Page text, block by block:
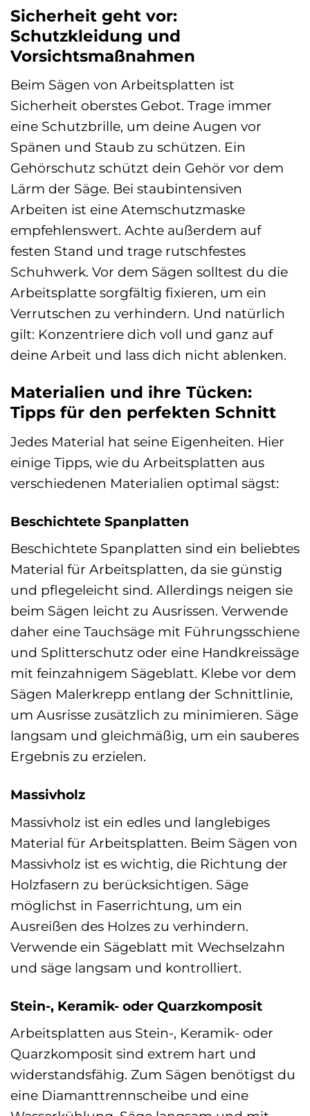
Sicherheit geht vor:
Schutzkleidung und
Vorsichtsmaßnahmen
Beim Sägen von Arbeitsplatten ist
Sicherheit oberstes Gebot. Trage immer
eine Schutzbrille, um deine Augen vor
Spänen und Staub zu schützen. Ein
Gehörschutz schützt dein Gehör vor dem
Lärm der Säge. Bei staubintensiven
Arbeiten ist eine Atemschutzmaske
empfehlenswert. Achte außerdem auf
festen Stand und trage rutschfestes
Schuhwerk. Vor dem Sägen solltest du die
Arbeitsplatte sorgfältig fixieren, um ein
Verrutschen zu verhindern. Und natürlich
gilt: Konzentriere dich voll und ganz auf
deine Arbeit und lass dich nicht ablenken.
Materialien und ihre Tücken:
Tipps für den perfekten Schnitt
Jedes Material hat seine Eigenheiten. Hier
einige Tipps, wie du Arbeitsplatten aus
verschiedenen Materialien optimal sägst:
Beschichtete Spanplatten
Beschichtete Spanplatten sind ein beliebtes
Material für Arbeitsplatten, da sie günstig
und pflegeleicht sind. Allerdings neigen sie
beim Sägen leicht zu Ausrissen. Verwende
daher eine Tauchsäge mit Führungsschiene
und Splitterschutz oder eine Handkreissäge
mit feinzahnigem Sägeblatt. Klebe vor dem
Sägen Malerkrepp entlang der Schnittlinie,
um Ausrisse zusätzlich zu minimieren. Säge
langsam und gleichmäßig, um ein sauberes
Ergebnis zu erzielen.
Massivholz
Massivholz ist ein edles und langlebiges
Material für Arbeitsplatten. Beim Sägen von
Massivholz ist es wichtig, die Richtung der
Holzfasern zu berücksichtigen. Säge
möglichst in Faserrichtung, um ein
Ausreißen des Holzes zu verhindern.
Verwende ein Sägeblatt mit Wechselzahn
und säge langsam und kontrolliert.
Stein-, Keramik- oder Quarzkomposit
Arbeitsplatten aus Stein-, Keramik- oder
Quarzkomposit sind extrem hart und
widerstandsfähig. Zum Sägen benötigst du
eine Diamanttrennscheibe und eine